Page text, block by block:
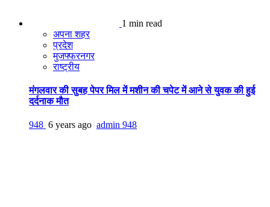
1 min read
अपना शहर
प्रदेश
मुजफ्फरनगर
राष्ट्रीय
मंगलवार की सुबह पेपर मिल में मशीन की चपेट में आने से युवक की हुई
दर्दनाक मौत
948 6 years ago admin 948